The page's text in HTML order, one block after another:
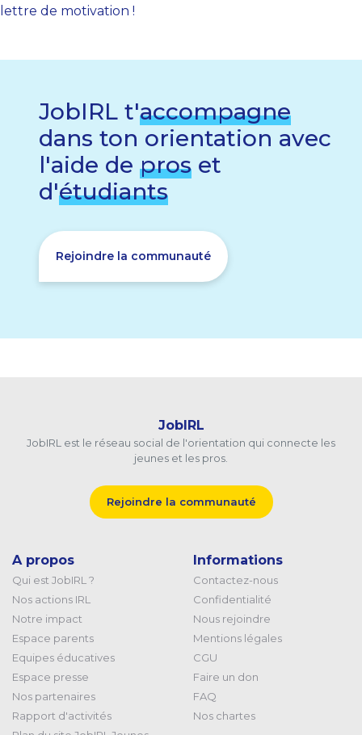
lettre de motivation !
JobIRL t'accompagne
dans ton orientation avec
l'aide de pros et
d'étudiants
Rejoindre la communauté
JobIRL
JobIRL est le réseau social de l'orientation qui connecte les
jeunes et les pros.
Rejoindre la communauté
A propos
Qui est JobIRL ?
Nos actions IRL
Notre impact
Espace parents
Equipes éducatives
Espace presse
Nos partenaires
Rapport d'activités
Informations
Contactez-nous
Confidentialité
Nous rejoindre
Mentions légales
CGU
Faire un don
FAQ
Nos chartes